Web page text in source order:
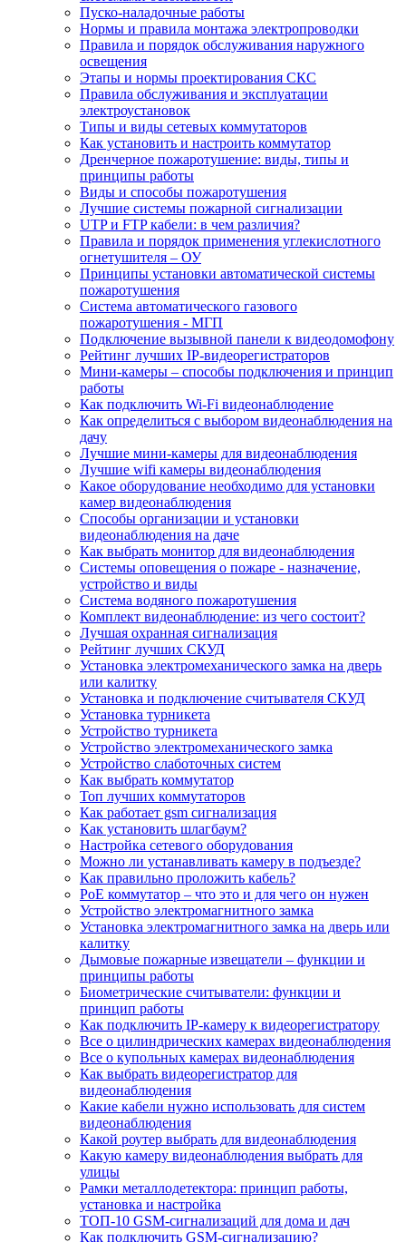
Пуско-наладочные работы
Нормы и правила монтажа электропроводки
Правила и порядок обслуживания наружного
освещения
Этапы и нормы проектирования СКС
Правила обслуживания и эксплуатации
электроустановок
Типы и виды сетевых коммутаторов
Как установить и настроить коммутатор
Дренчерное пожаротушение: виды, типы и
принципы работы
Виды и способы пожаротушения
Лучшие системы пожарной сигнализации
UTP и FTP кабели: в чем различия?
Правила и порядок применения углекислотного
огнетушителя – ОУ
Принципы установки автоматической системы
пожаротушения
Система автоматического газового
пожаротушения - МГП
Подключение вызывной панели к видеодомофону
Рейтинг лучших IP-видеорегистраторов
Мини-камеры – способы подключения и принцип
работы
Как подключить Wi-Fi видеонаблюдение
Как определиться с выбором видеонаблюдения на
дачу
Лучшие мини-камеры для видеонаблюдения
Лучшие wifi камеры видеонаблюдения
Какое оборудование необходимо для установки
камер видеонаблюдения
Способы организации и установки
видеонаблюдения на даче
Как выбрать монитор для видеонаблюдения
Системы оповещения о пожаре - назначение,
устройство и виды
Система водяного пожаротушения
Комплект видеонаблюдение: из чего состоит?
Лучшая охранная сигнализация
Рейтинг лучших СКУД
Установка электромеханического замка на дверь
или калитку
Установка и подключение считывателя СКУД
Установка турникета
Устройство турникета
Устройство электромеханического замка
Устройство слаботочных систем
Как выбрать коммутатор
Топ лучших коммутаторов
Как работает gsm сигнализация
Как установить шлагбаум?
Настройка сетевого оборудования
Можно ли устанавливать камеру в подъезде?
Как правильно проложить кабель?
PoE коммутатор – что это и для чего он нужен
Устройство электромагнитного замка
Установка электромагнитного замка на дверь или
калитку
Дымовые пожарные извещатели – функции и
принципы работы
Биометрические считыватели: функции и
принцип работы
Как подключить IP-камеру к видеорегистратору
Все о цилиндрических камерах видеонаблюдения
Все о купольных камерах видеонаблюдения
Как выбрать видеорегистратор для
видеонаблюдения
Какие кабели нужно использовать для систем
видеонаблюдения
Какой роутер выбрать для видеонаблюдения
Какую камеру видеонаблюдения выбрать для
улицы
Рамки металлодетектора: принцип работы,
установка и настройка
ТОП-10 GSM-сигнализаций для дома и дач
Как подключить GSM-сигнализацию?